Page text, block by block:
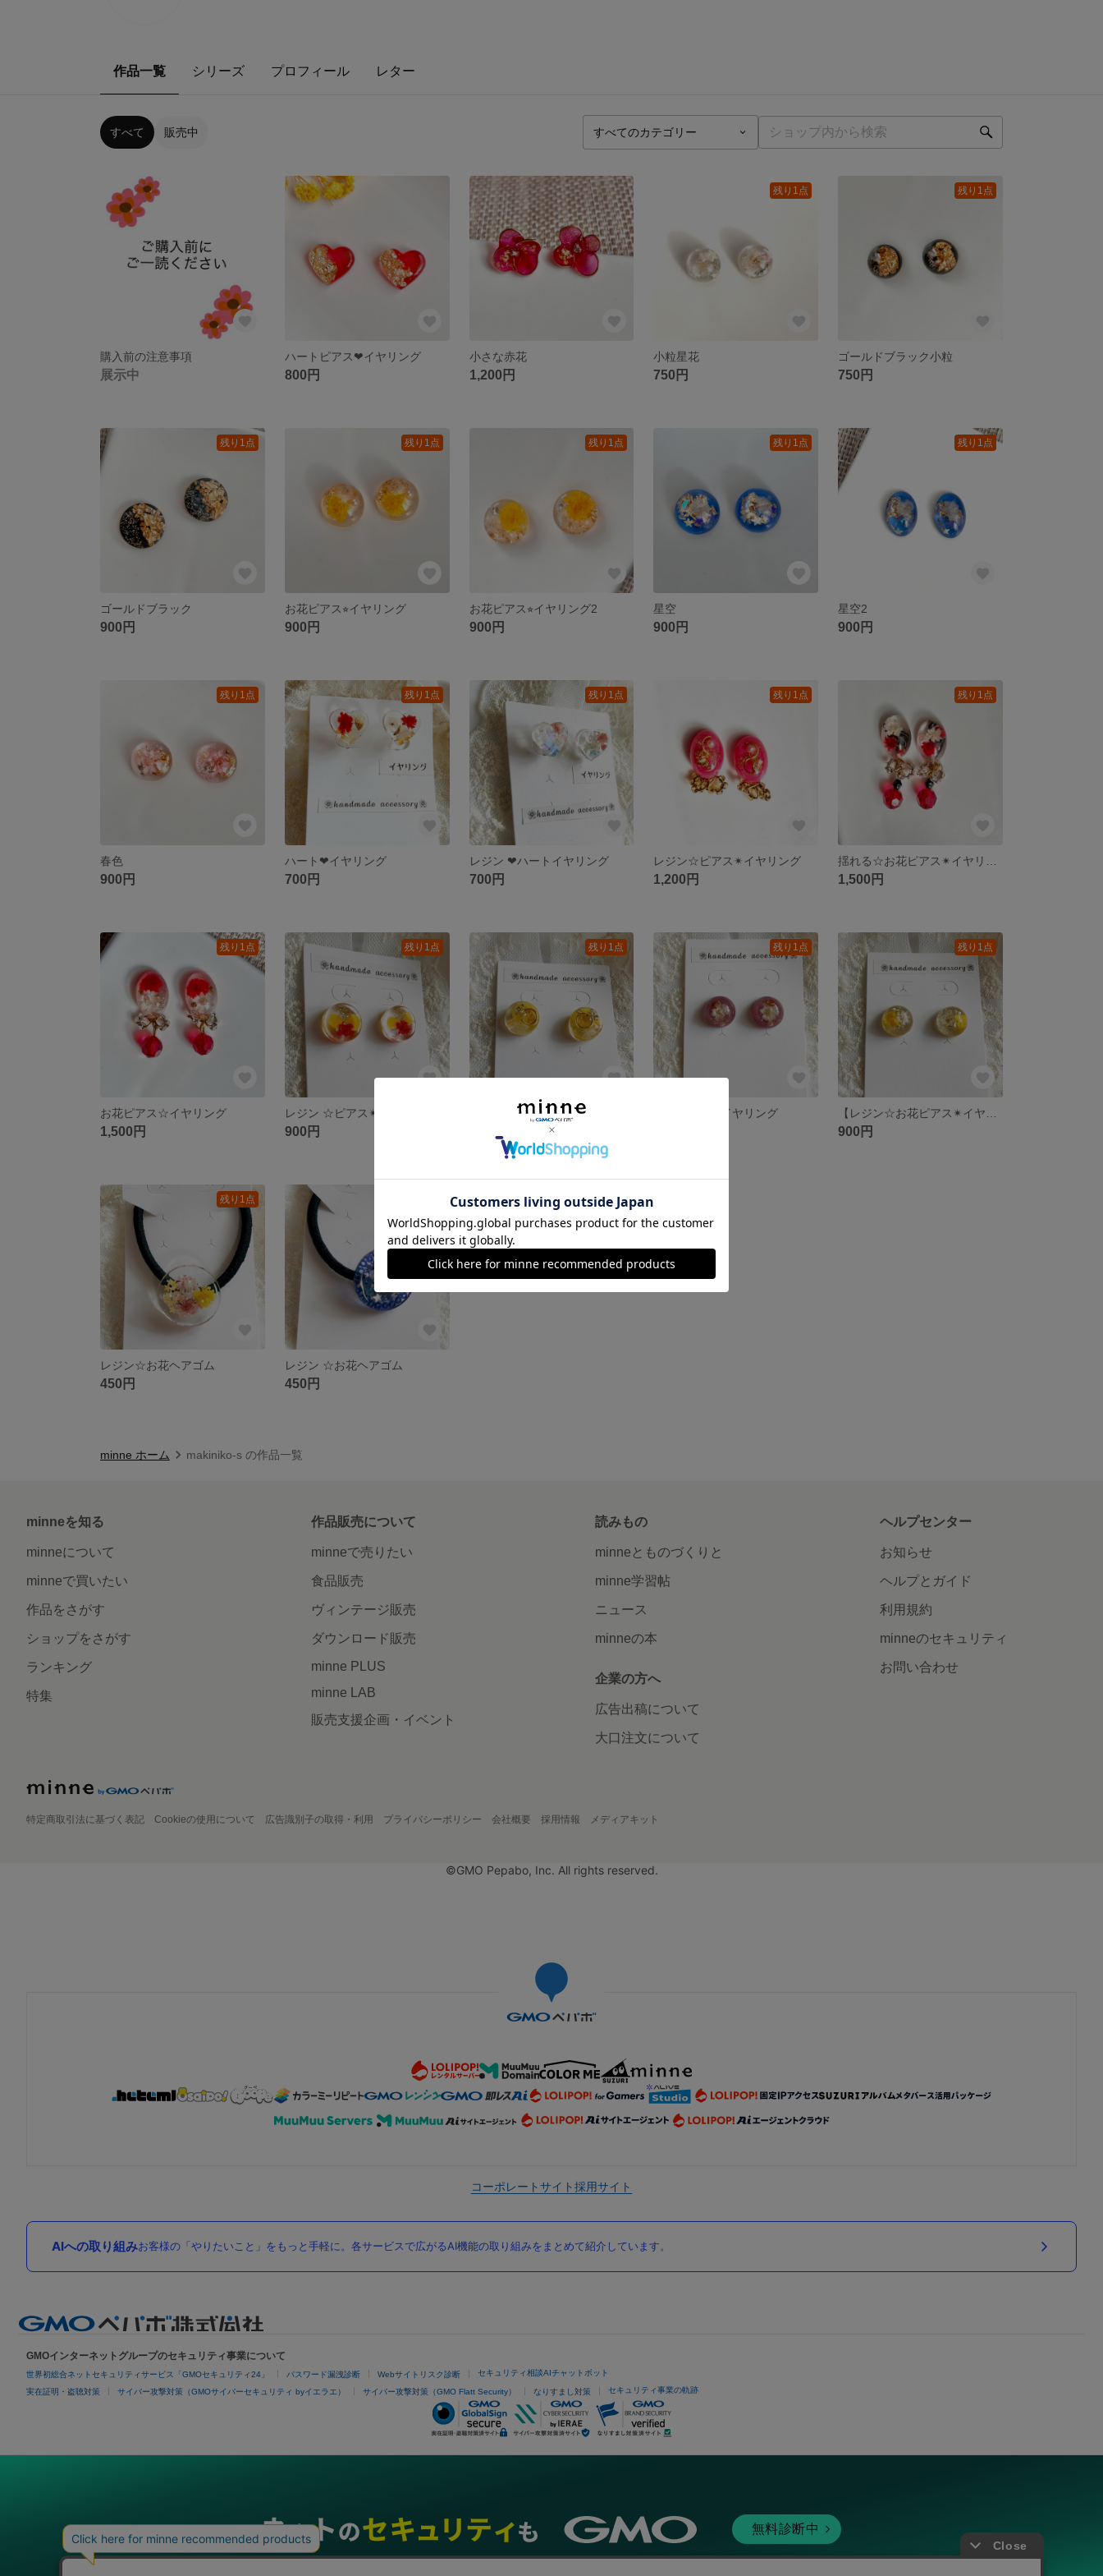
作品一覧 シリーズ プロフィール レター
すべて 販売中
購入前の注意事項
展示中
ハートピアス❤︎イヤリング
800円
小さな赤花
1,200円
残り1点
小粒星花
750円
残り1点
ゴールドブラック小粒
750円
残り1点
ゴールドブラック
900円
残り1点
お花ピアス⭐︎イヤリング
900円
残り1点
お花ピアス⭐︎イヤリング2
900円
残り1点
星空
900円
残り1点
星空2
900円
残り1点
春色
900円
残り1点
ハート❤︎イヤリング
700円
残り1点
レジン ❤︎ハートイヤリング
700円
残り1点
レジン☆ピアス✴︎イヤリング
1,200円
残り1点
1,500円
残り1点
お花ピアス☆イヤリング
1,500円
残り1点
レジン ☆ピアス✴︎イヤリング
900円
残り1点
レジン ☆ピアス✴︎イヤリング
残り1点
お花ピアス✴︎イヤリング
残り1点
900円
残り1点
レジン☆お花ヘアゴム
450円
レジン ☆お花ヘアゴム
450円
minne ホーム makiniko-s の作品一覧
minneを知る
minneについて
minneで買いたい
作品をさがす
ショップをさがす
ランキング
特集
作品販売について
minneで売りたい
食品販売
ヴィンテージ販売
ダウンロード販売
minne PLUS
minne LAB
販売支援企画・イベント
読みもの
minneとものづくりと
minne学習帖
ニュース
minneの本
企業の方へ
広告出稿について
大口注文について
ヘルプセンター
お知らせ
ヘルプとガイド
利用規約
minneのセキュリティ
お問い合わせ
特定商取引法に基づく表記 Cookieの使用について 広告識別子の取得・利用 プライバシーポリシー 会社概要 採用情報 メディアキット
©GMO Pepabo, Inc. All rights reserved.
コーポレートサイト採用サイト
AIへの取り組みお客様の「やりたいこと」をもっと手軽に。各サービスで広がるAI機能の取り組みをまとめて紹介しています。
GMOインターネットグループのセキュリティ事業について
世界初総合ネットセキュリティサービス「GMOセキュリティ24」 パスワード漏洩診断 Webサイトリスク診断 セキュリティ相談AIチャットボット
実在証明・盗聴対策 サイバー攻撃対策（GMOサイバーセキュリティ byイエラエ） サイバー攻撃対策（GMO Flatt Security） なりすまし対策 セキュリティ事業の軌跡
無料診断中